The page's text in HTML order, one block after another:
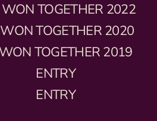
TOGETHER 2022
TOGETHER 2020
TOGETHER 2019
ENTRY
ENTRY